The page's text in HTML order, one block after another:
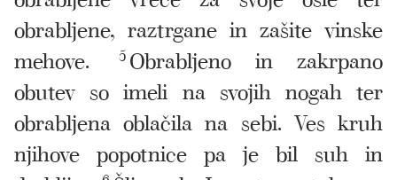
obrabljene, raztrgane in zašite vinske
mehove.
5 Obrabljeno in zakrpano
obutev so imeli na svojih nogah ter
obrabljena oblačila na sebi. Ves kruh
njihove popotnice pa je bil suh in